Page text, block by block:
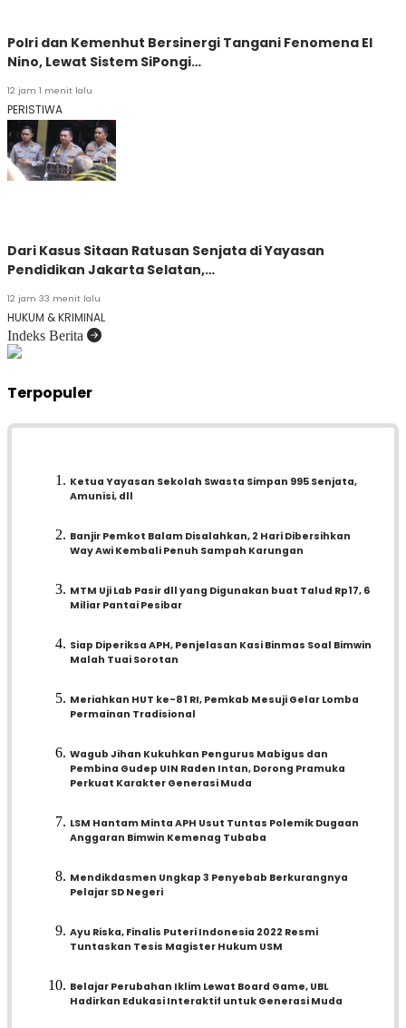
Polri dan Kemenhut Bersinergi Tangani Fenomena El
Nino, Lewat Sistem SiPongi…
12 jam 1 menit lalu
PERISTIWA
Dari Kasus Sitaan Ratusan Senjata di Yayasan
Pendidikan Jakarta Selatan,…
12 jam 33 menit lalu
HUKUM & KRIMINAL
Indeks Berita
Terpopuler
Ketua Yayasan Sekolah Swasta Simpan 995 Senjata,
Amunisi, dll
Banjir Pemkot Balam Disalahkan, 2 Hari Dibersihkan
Way Awi Kembali Penuh Sampah Karungan
MTM Uji Lab Pasir dll yang Digunakan buat Talud Rp17, 6
Miliar Pantai Pesibar
Siap Diperiksa APH, Penjelasan Kasi Binmas Soal Bimwin
Malah Tuai Sorotan
Meriahkan HUT ke-81 RI, Pemkab Mesuji Gelar Lomba
Permainan Tradisional
Wagub Jihan Kukuhkan Pengurus Mabigus dan
Pembina Gudep UIN Raden Intan, Dorong Pramuka
Perkuat Karakter Generasi Muda
LSM Hantam Minta APH Usut Tuntas Polemik Dugaan
Anggaran Bimwin Kemenag Tubaba
Mendikdasmen Ungkap 3 Penyebab Berkurangnya
Pelajar SD Negeri
Ayu Riska, Finalis Puteri Indonesia 2022 Resmi
Tuntaskan Tesis Magister Hukum USM
Belajar Perubahan Iklim Lewat Board Game, UBL
Hadirkan Edukasi Interaktif untuk Generasi Muda